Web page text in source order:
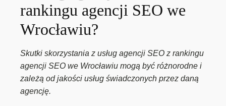
rankingu agencji SEO we
Wrocławiu?
Skutki skorzystania z usług agencji SEO z rankingu
agencji SEO we Wrocławiu mogą być różnorodne i
zależą od jakości usług świadczonych przez daną
agencję.